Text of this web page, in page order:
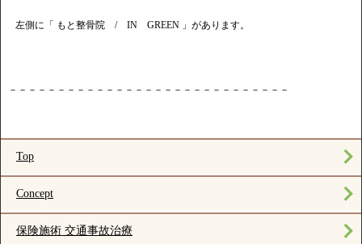
左側に「 もと整骨院 / IN GREEN 」があります。
－－－－－－－－－－－－－－－－－－－－－－－－－－－－－
Top
Concept
保険施術 交通事故治療